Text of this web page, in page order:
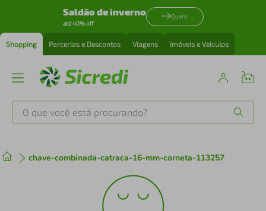
Saldão de inverno
até 40% off
Quero
Shopping Parcerias e Descontos Viagens Imóveis e Veículos
O que você está procurando?
chave-combinada-catraca-16-mm-corneta-113257